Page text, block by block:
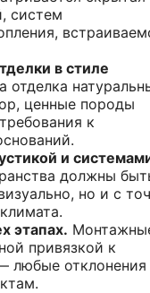
систем
в стиле
отделка
ценные породы
к
и
должны
но и с
этапах.
привязкой к
любые отклонения